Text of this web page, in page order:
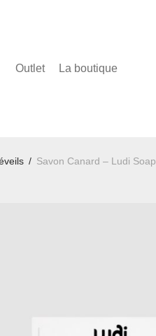
Outlet La boutique
/ Savon Canard – Ludi Soap